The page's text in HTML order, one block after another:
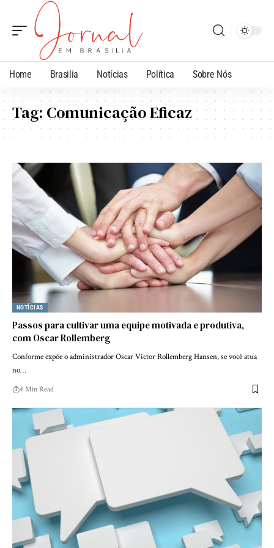
Home Brasilia Notícias Política Sobre Nós
Tag: Comunicação Eficaz
NOTÍCIAS
Passos para cultivar uma equipe motivada e produtiva,
com Oscar Rollemberg
Conforme expõe o administrador Oscar Victor Rollemberg Hansen, se você atua
no…
4 Min Read